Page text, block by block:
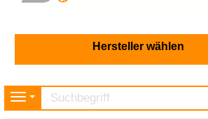
Hersteller wählen
Navigation